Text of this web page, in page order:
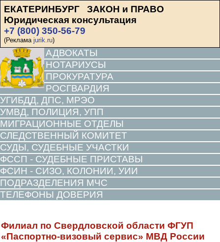
ЕКАТЕРИНБУРГ ЗАКОН и ПРАВО
Юридическая консультация
+7 (800) 350-56-79
(Реклама jurik.ru)
АДВОКАТЫ
НОТАРИУСЫ
ПРОКУРАТУРА
РОСГВАРДИЯ
УГИБДД, ДПС, МРЭО
УМВД, ПОЛИЦИЯ, УПП
МИГРАЦИОННЫЕ ОТДЕЛЫ
СЛЕДСТВЕННЫЙ КОМИТЕТ
СУДЫ, СУДЕБНЫЕ УЧАСТКИ
ФССП - СУДЕБНЫЕ ПРИСТАВЫ
ФСИН - СИЗО, КОЛОНИИ, УИИ
ПОДРАЗДЕЛЕНИЯ МЧС
ТЕЛЕФОНЫ ДОВЕРИЯ
Филиал по Свердловской области ФГУП
«Паспортно-визовый сервис» МВД России